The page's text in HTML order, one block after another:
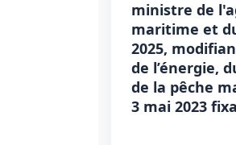
ministre de
maritime et
2025,
de l’énergie,
de la pêche
3 mai 2023